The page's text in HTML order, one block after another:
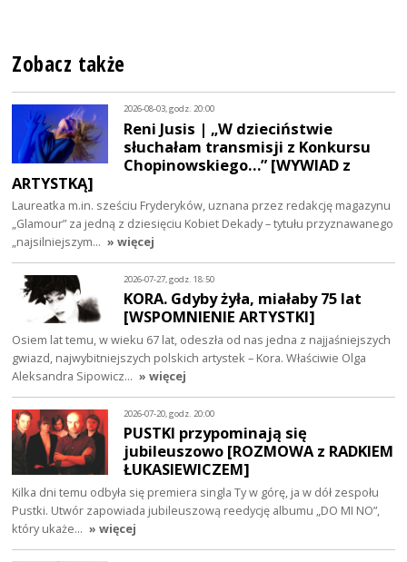
Zobacz także
2026-08-03, godz. 20:00
Reni Jusis | „W dzieciństwie
słuchałam transmisji z Konkursu
Chopinowskiego…” [WYWIAD z
ARTYSTKĄ]
Laureatka m.in. sześciu Fryderyków, uznana przez redakcję magazynu
„Glamour” za jedną z dziesięciu Kobiet Dekady – tytułu przyznawanego
„najsilniejszym… » więcej
2026-07-27, godz. 18:50
KORA. Gdyby żyła, miałaby 75 lat
[WSPOMNIENIE ARTYSTKI]
Osiem lat temu, w wieku 67 lat, odeszła od nas jedna z najjaśniejszych
gwiazd, najwybitniejszych polskich artystek – Kora. Właściwie Olga
Aleksandra Sipowicz… » więcej
2026-07-20, godz. 20:00
PUSTKI przypominają się
jubileuszowo [ROZMOWA z RADKIEM
ŁUKASIEWICZEM]
Kilka dni temu odbyła się premiera singla Ty w górę, ja w dół zespołu
Pustki. Utwór zapowiada jubileuszową reedycję albumu „DO MI NO”,
który ukaże… » więcej